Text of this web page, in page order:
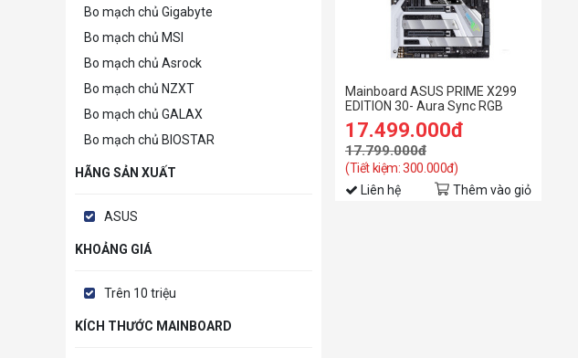
Bo mạch chủ Gigabyte
Bo mạch chủ MSI
Bo mạch chủ Asrock
Bo mạch chủ NZXT
Bo mạch chủ GALAX
Bo mạch chủ BIOSTAR
HÃNG SẢN XUẤT
ASUS
KHOẢNG GIÁ
Trên 10 triệu
KÍCH THƯỚC MAINBOARD
Mainboard ASUS PRIME X299
EDITION 30- Aura Sync RGB
lighting
17.499.000đ
17.799.000đ
(Tiết kiệm: 300.000đ)
Liên hệ Thêm vào giỏ